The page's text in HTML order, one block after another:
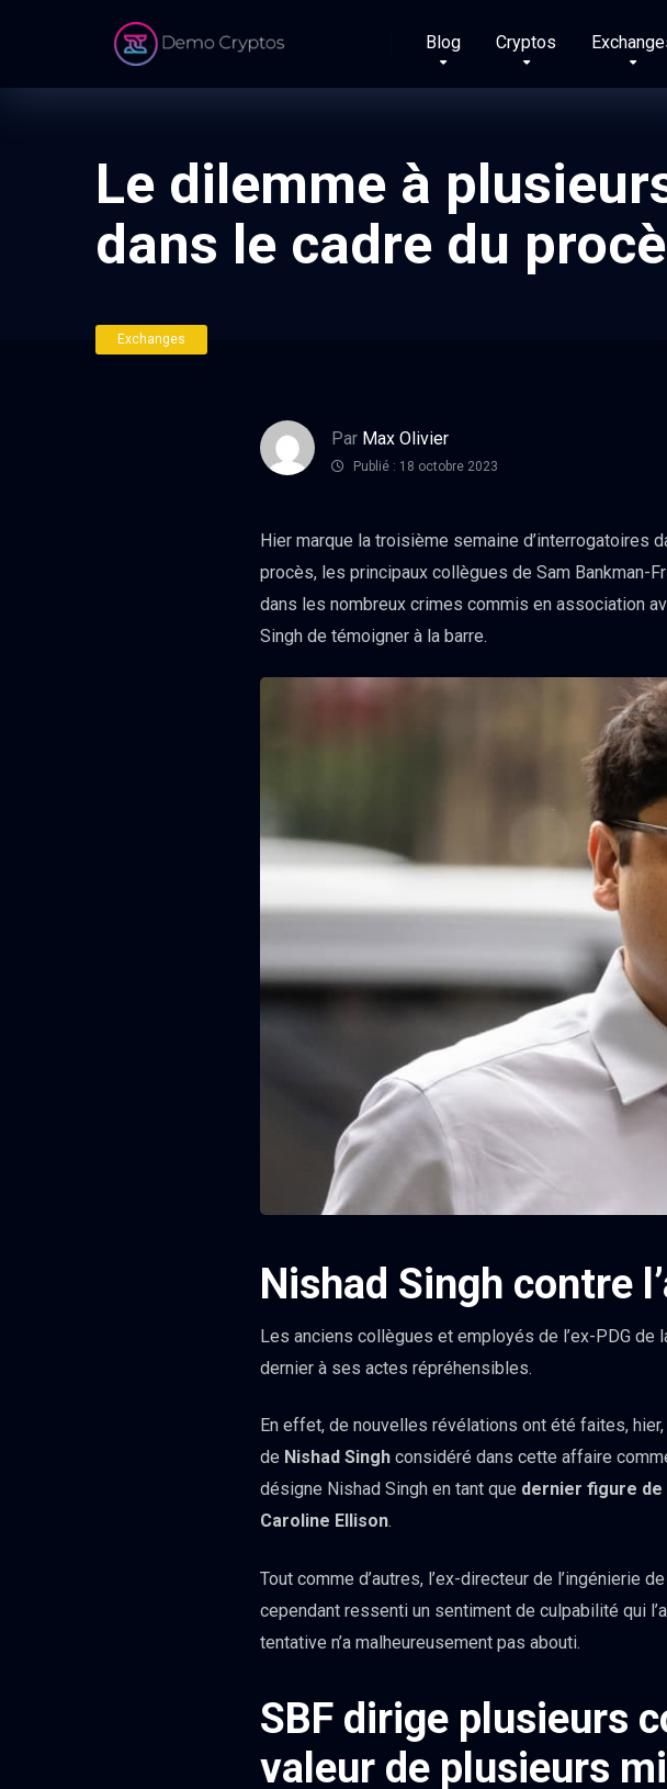
Blog Cryptos
Le dilemme à
dans le cadre du
Exchanges
Par Max Olivier
Publié : 18 octobre 2023
Hier marque la troisième semaine d’interrogatoires
procès, les principaux collègues de Sam Bankman-
dans les nombreux crimes commis en association
Singh de témoigner à la barre.
Nishad Singh contre
Les anciens collègues et employés de l’ex-PDG
dernier à ses actes répréhensibles.
En effet, de nouvelles révélations ont été faites,
de Nishad Singh considéré dans cette affaire
désigne Nishad Singh en tant que dernier figure
Caroline Ellison.
Tout comme d’autres, l’ex-directeur de l’ingénierie
cependant ressenti un sentiment de culpabilité qui
tentative n’a malheureusement pas abouti.
SBF dirige plusieurs
valeur de plusieurs